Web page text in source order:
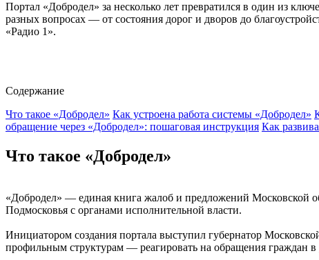
Портал «Добродел» за несколько лет превратился в один из
разных вопросах — от состояния дорог и дворов до
«Радио 1».
Содержание
Что такое «Добродел» Как устроена работа системы «Добродел»
обращение через «Добродел»: пошаговая инструкция Как
Что такое «Добродел»
«Добродел» — единая книга жалоб и предложений Московской
Подмосковья с органами исполнительной власти.
Инициатором создания портала выступил губернатор
профильным структурам — реагировать на обращения граждан в